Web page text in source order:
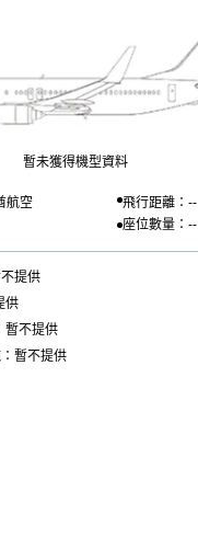
暫未獲得機型資料
航空
飛行距離：--
座位數量：--
提供
供
暫不提供
暫不提供